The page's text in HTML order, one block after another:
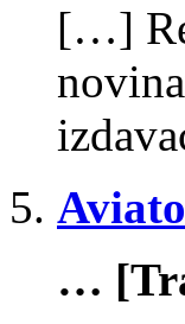
[…]
…